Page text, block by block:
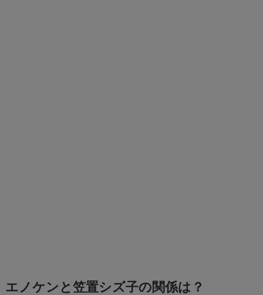
エノケンと笠置シズ子の関係は？